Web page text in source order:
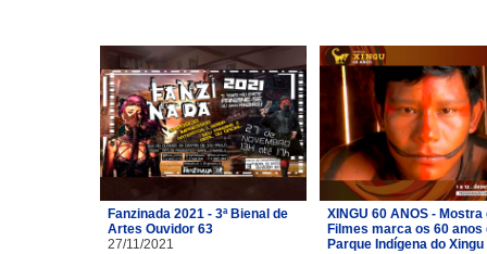
Fanzinada 2021 - 3ª Bienal de
Artes Ouvidor 63
27/11/2021
XINGU 60 ANOS - Mostra
Filmes marca os 60 anos
Parque Indígena do Xingu